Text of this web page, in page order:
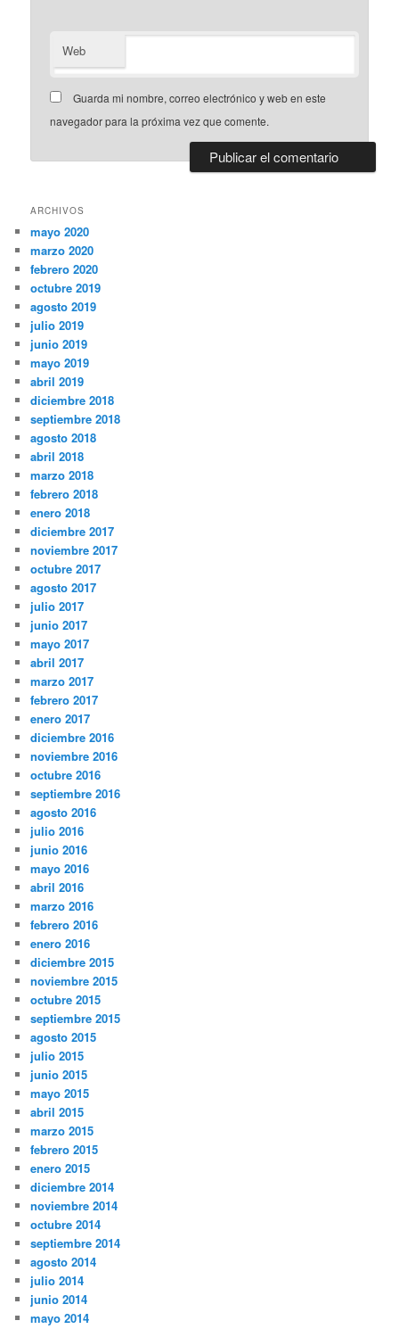
Web
Guarda mi nombre, correo electrónico y web en este
navegador para la próxima vez que comente.
ARCHIVOS
mayo 2020
marzo 2020
febrero 2020
octubre 2019
agosto 2019
julio 2019
junio 2019
mayo 2019
abril 2019
diciembre 2018
septiembre 2018
agosto 2018
abril 2018
marzo 2018
febrero 2018
enero 2018
diciembre 2017
noviembre 2017
octubre 2017
agosto 2017
julio 2017
junio 2017
mayo 2017
abril 2017
marzo 2017
febrero 2017
enero 2017
diciembre 2016
noviembre 2016
octubre 2016
septiembre 2016
agosto 2016
julio 2016
junio 2016
mayo 2016
abril 2016
marzo 2016
febrero 2016
enero 2016
diciembre 2015
noviembre 2015
octubre 2015
septiembre 2015
agosto 2015
julio 2015
junio 2015
mayo 2015
abril 2015
marzo 2015
febrero 2015
enero 2015
diciembre 2014
noviembre 2014
octubre 2014
septiembre 2014
agosto 2014
julio 2014
junio 2014
mayo 2014